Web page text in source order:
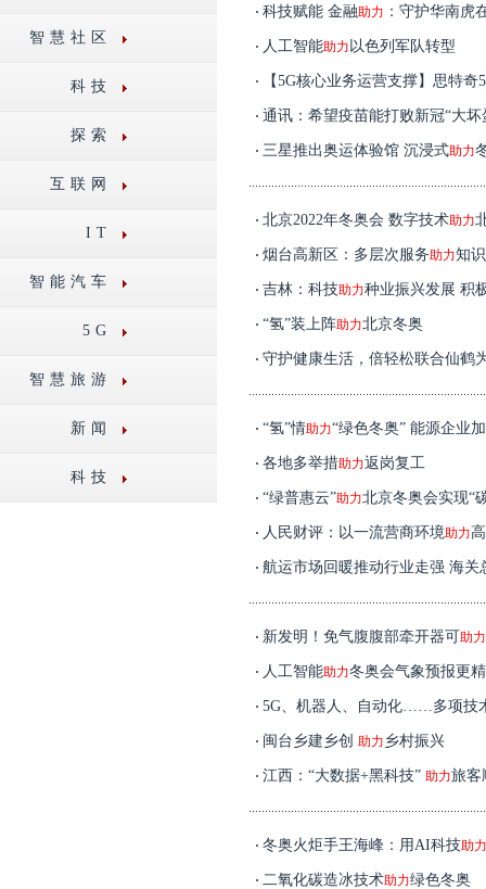
智慧社区
科技
探索
互联网
IT
智能汽车
5G
智慧旅游
新闻
科技
科技赋能 金融助力 ：守护华南虎
人工智能助力 以色列军队转型
【5G核心业务运营支撑】思特
通讯：希望疫苗能打败新冠“大
三星推出奥运体验馆 沉浸式助力
北京2022年冬奥会 数字技术助力
烟台高新区：多层次服务助力知
吉林：科技助力种业振兴发展 积
“氢”装上阵助力北京冬奥
守护健康生活，倍轻松联合仙鹤
“氢”情助力“绿色冬奥” 能源企业
各地多举措助力返岗复工
“绿普惠云”助力北京冬奥会实现“
人民财评：以一流营商环境助力
航运市场回暖推动行业走强 海关
新发明！免气腹腹部牵开器可助力
人工智能助力冬奥会气象预报更
5G、机器人、自动化……多项技
闽台乡建乡创 助力 乡村振兴
江西：“大数据+黑科技” 助力旅客
冬奥火炬手王海峰：用AI科技助力
二氧化碳造冰技术助力绿色冬奥